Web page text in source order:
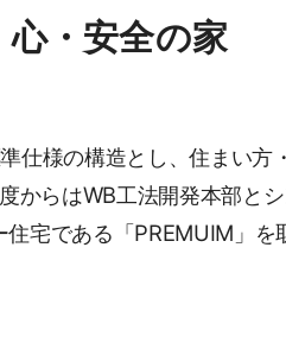
心・安全の家
仕様の構造とし、住まい
からはWB工法開発本部と
宅である「PREMUIM」を